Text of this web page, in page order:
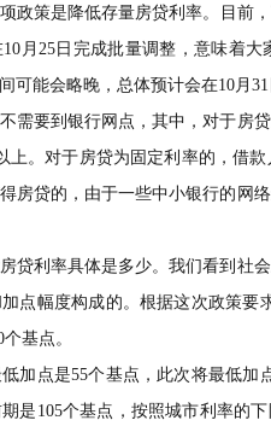
政策是降低存量房贷利率。目前
月25日完成批量调整，意味着
可能会略晚，总体预计会在10月31
需要到银行网点，其中，对于房
上。对于房贷为固定利率的，借
房贷的，由于一些中小银行的网
贷利率具体是多少。我们看到社
点幅度构成的。根据这次政策
基点。
加点是55个基点，此次将最低
是105个基点，按照城市利率的